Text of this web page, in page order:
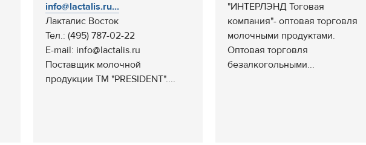
info@lactalis.ru...
Лакталис Восток
Тел.: (495) 787-02-22
E-mail: info@lactalis.ru
Поставщик молочной
продукции ТМ "PRESIDENT"....
"ИНТЕРЛЭНД Тоговая
компания"- оптовая торговля
молочными продуктами.
Оптовая торговля
безалкогольными...